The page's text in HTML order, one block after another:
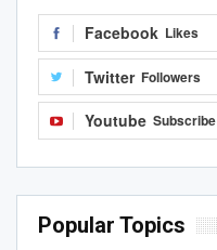
Facebook Likes
Twitter Followers
Youtube Subscribe
Popular Topics